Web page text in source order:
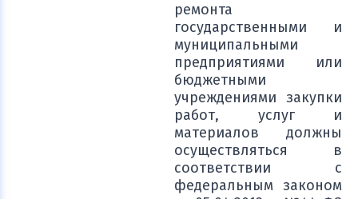
ремонта
государственными и
муниципальными
предприятиями или
бюджетными
учреждениями закупки
работ, услуг и
материалов должны
осуществляться в
соответствии с
федеральным законом